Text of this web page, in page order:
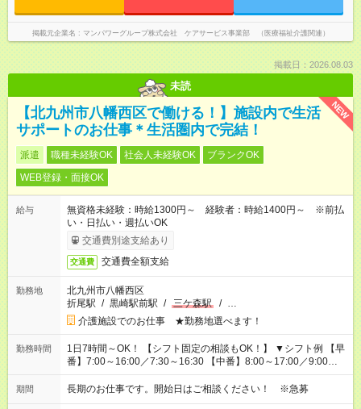
掲載元企業名 マンパワーグループ株式会社 ケアサービス事業部 （医療福祉介護関連）
掲載日：2026.08.03
未読
NEW
【北九州市八幡西区で働ける！】施設内で生活
サポートのお仕事＊生活圏内で完結！
派遣 職種未経験OK 社会人未経験OK
ブランクOK
WEB登録・面接OK
給与
無資格未経験：時給1300円～ 経験者：時給1400円～ ※前払
い・日払い・週払いOK
交通費別途支給あり
交通費 交通費全額支給
勤務地
北九州市八幡西区
折尾駅 / 黒崎駅前駅 / 三ケ森駅 / …
介護施設でのお仕事 ★勤務地選べます！
勤務時間
1日7時間～OK！ 【シフト固定の相談もOK！】 ▼シフト例 【早
番】7:00～16:00／7:30～16:30 【中番】8:00～17:00／9:00～
18:00 【遅番】11:00～20:00／13:00～22:00
期間 長期のお仕事です。開始日はご相談ください！ ※急募